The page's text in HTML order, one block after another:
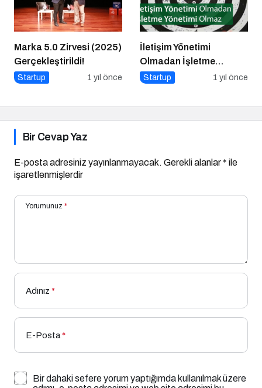
Marka 5.0 Zirvesi (2025)
Gerçekleştirildi!
Startup 1 yıl önce
İletişim Yönetimi
Olmadan İşletme
Yönetimi Olmaz
Startup 1 yıl önce
Bir Cevap Yaz
E-posta adresiniz yayınlanmayacak. Gerekli alanlar* ile
işaretlenmişlerdir
Yorumunuz *
Adınız *
E-Posta*
Bir dahaki sefere yorum yaptığımda kullanılmak üzere